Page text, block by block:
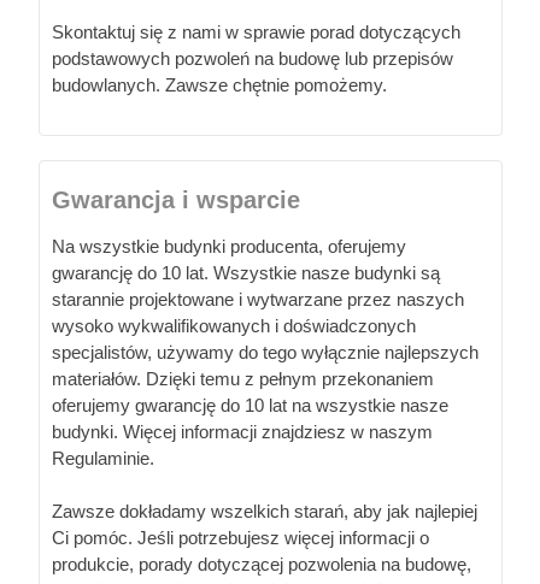
Skontaktuj się z nami w sprawie porad dotyczących
podstawowych pozwoleń na budowę lub przepisów
budowlanych. Zawsze chętnie pomożemy.
Gwarancja i wsparcie
Na wszystkie budynki producenta, oferujemy
gwarancję do 10 lat. Wszystkie nasze budynki są
starannie projektowane i wytwarzane przez naszych
wysoko wykwalifikowanych i doświadczonych
specjalistów, używamy do tego wyłącznie najlepszych
materiałów. Dzięki temu z pełnym przekonaniem
oferujemy gwarancję do 10 lat na wszystkie nasze
budynki. Więcej informacji znajdziesz w naszym
Regulaminie.
Zawsze dokładamy wszelkich starań, aby jak najlepiej
Ci pomóc. Jeśli potrzebujesz więcej informacji o
produkcie, porady dotyczącej pozwolenia na budowę,